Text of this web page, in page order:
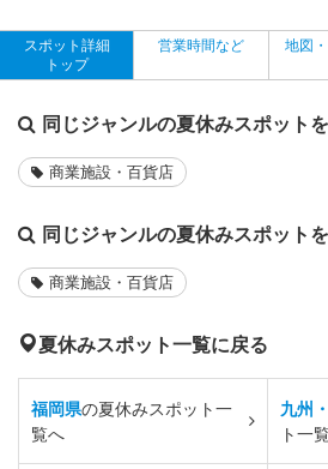
スポット詳細
トップ
営業時間など 地図
同じジャンルの夏休みスポット
商業施設・百貨店
同じジャンルの夏休みスポット
商業施設・百貨店
夏休みスポット一覧に戻る
福岡県の夏休みスポット一
覧へ
九州
ト一